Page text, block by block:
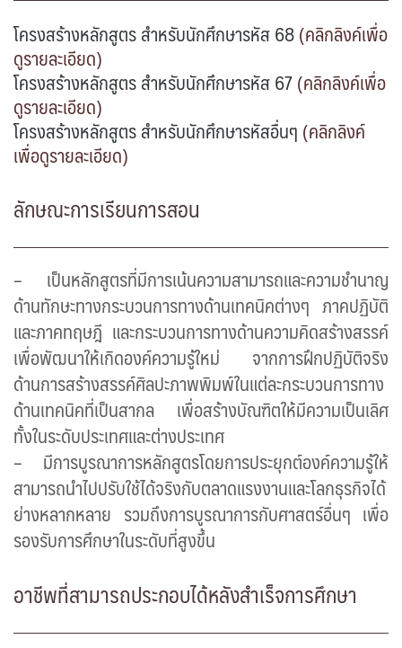
โครงสร้างหลักสูตร สำหรับนักศึกษารหัส 68(คลิกลิงค์เพื่อ
ดูรายละเอียด)
โครงสร้างหลักสูตร สำหรับนักศึกษารหัส 67(คลิกลิงค์เพื่อ
ดูรายละเอียด)
โครงสร้างหลักสูตร สำหรับนักศึกษารหัสอื่นๆ (คลิกลิงค์
เพื่อดูรายละเอียด)
ลักษณะการเรียนการสอน
– เป็นหลักสูตรที่มีการเน้นความสามารถและความชำนาญ
ด้านทักษะทางกระบวนการทางด้านเทคนิคต่างๆ ภาคปฏิบัติ
และภาคทฤษฎี และกระบวนการทางด้านความคิดสร้างสรรค์
เพื่อพัฒนาให้เกิดองค์ความรู้ใหม่ จากการฝึกปฏิบัติจริง
ด้านการสร้างสรรค์ศิลปะภาพพิมพ์ในแต่ละกระบวนการทาง
ด้านเทคนิคที่เป็นสากล เพื่อสร้างบัณฑิตให้มีความเป็นเลิศ
ทั้งในระดับประเทศและต่างประเทศ
– มีการบูรณาการหลักสูตรโดยการประยุกต์องค์ความรู้ให้
สามารถนำไปปรับใช้ได้จริงกับตลาดแรงงานและโลกธุรกิจได้
ย่างหลากหลาย รวมถึงการบูรณาการกับศาสตร์อื่นๆ เพื่อ
รองรับการศึกษาในระดับที่สูงขึ้น
อาชีพที่สามารถประกอบได้หลังสำเร็จการศึกษา